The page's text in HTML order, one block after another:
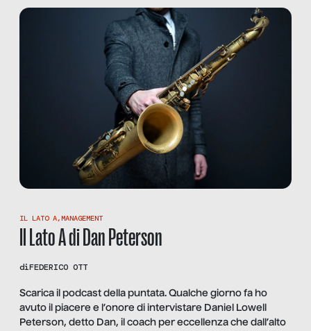
IL LATO A,MANAGEMENT
Il Lato A di Dan Peterson
diFEDERICO OTT
Scarica il podcast della puntata. Qualche giorno fa ho
avuto il piacere e l’onore di intervistare Daniel Lowell
Peterson, detto Dan, il coach per eccellenza che dall’alto